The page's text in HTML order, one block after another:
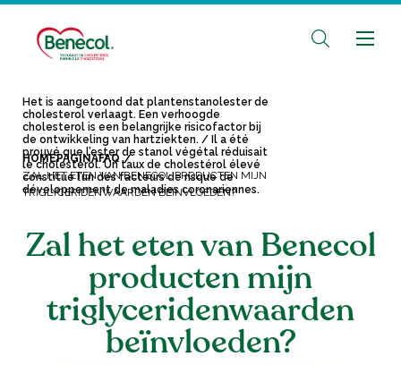
Het is aangetoond dat plantenstanolester de
cholesterol verlaagt. Een verhoogde
cholesterol is een belangrijke risicofactor bij
de ontwikkeling van hartziekten. / Il a été
prouvé que l’ester de stanol végétal réduisait
le cholestérol. Un taux de cholestérol élevé
constitue l’un des facteurs de risque de
développement de maladies coronariennes.
HOMEPAGINAFAQ
ZAL HET ETEN VAN BENECOL PRODUCTEN MIJN
TRIGLYCERIDENWAARDEN BEÏNVLOEDEN?
Zal het eten van Benecol
producten mijn
triglyceridenwaarden
beïnvloeden?